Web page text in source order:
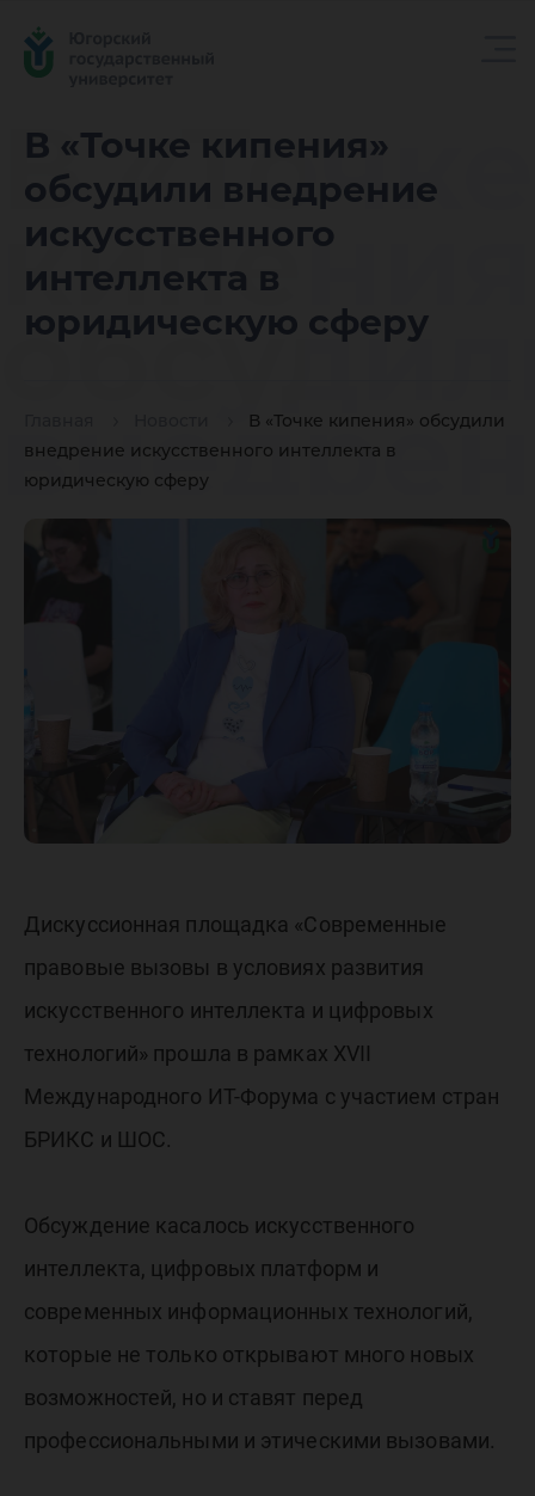
В «Точке кипения»
обсудили внедрение
искусственного
интеллекта в
юридическую сферу
В «Точке кипения» обсудили
внедрение искусственного интеллекта в
юридическую сферу
В «Точке
сферу
Дискуссионная площадка «Современные
правовые вызовы в условиях развития
искусственного интеллекта и цифровых
технологий» прошла в рамках XVII
Международного ИТ-Форума с участием стран
БРИКС и ШОС.
Обсуждение касалось искусственного
интеллекта, цифровых платформ и
современных информационных технологий,
которые не только открывают много новых
возможностей, но и ставят перед
профессиональными и этическими вызовами.